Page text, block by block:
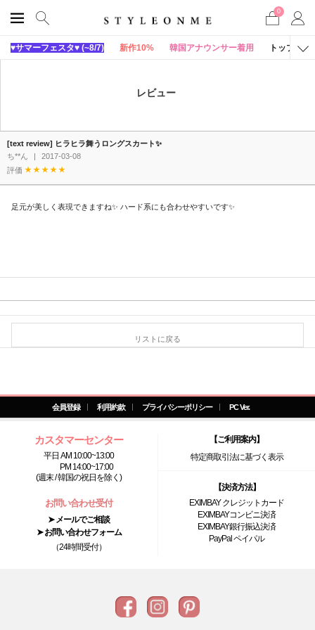
0
♥サマーフェスタ♥ (~8/7) 新作10% 韓国アナウンサー着用 トップス
レビュー
[text review] ヒラヒラ舞うロングスカート✨
ち**ん
|
2017-03-08
評価
足元が美しく表現できますね✨ ハード系にも合わせやすいです✨
リストに戻る
会員登録 利用約款 プライバシーポリシー PC Ver.
カスタマーセンター
平日 AM 10:00~13:00
PM 14:00~17:00
(週末 / 韓国の祝日を除く)
お問い合わせ受付
➤ メールでご相談
➤ お問い合わせフォーム
（24時間受付）
【ご利用案内】
特定商取引法に基づく表示
【決済方法】
EXIMBAY クレジットカード
EXIMBAYコンビニ決済
EXIMBAY銀行振込決済
PayPal ペイパル